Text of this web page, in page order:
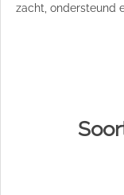
zacht, ondersteund